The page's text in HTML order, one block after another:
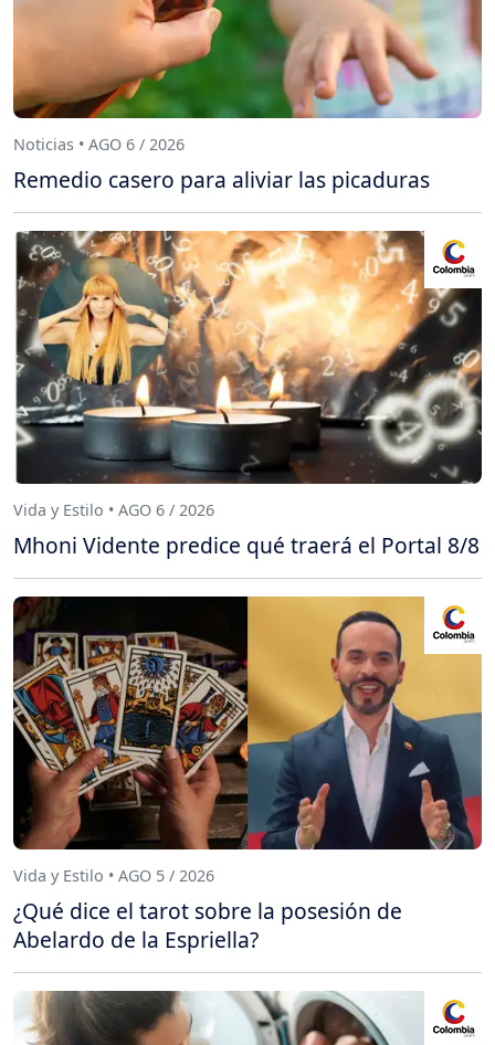
Noticias • AGO 6 / 2026
Remedio casero para aliviar las picaduras
Vida y Estilo • AGO 6 / 2026
Mhoni Vidente predice qué traerá el Portal 8/8
Vida y Estilo • AGO 5 / 2026
¿Qué dice el tarot sobre la posesión de
Abelardo de la Espriella?